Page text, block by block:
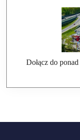
Dołącz do